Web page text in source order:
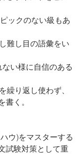
ックのない級もあ
難し目の語彙をい
い様に自信のある
繰り返し使わず、
書く。
ウ)をマスターする
試験対策として重